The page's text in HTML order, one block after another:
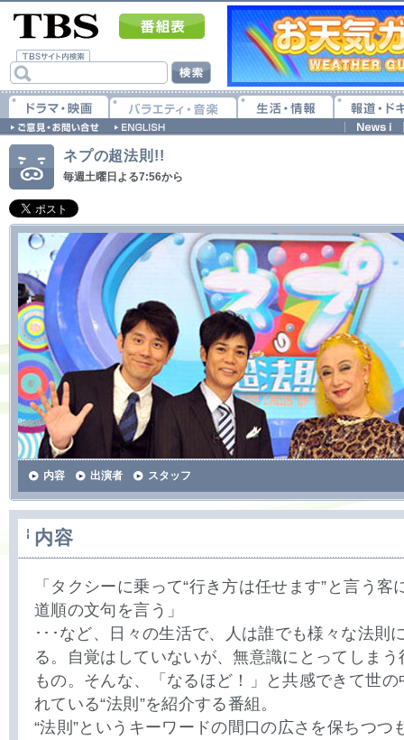
ネプの超法則!!
毎週土曜日よる7:56から
内容 出演者 スタッフ
内容
「タクシーに乗って“行き方は任せます”と言う客
道順の文句を言う」
･･･など、日々の生活で、人は誰でも様々な法則
る。自覚はしていないが、無意識にとってしま
もの。そんな、「なるほど！」と共感できて世
れている“法則”を紹介する番組。
“法則”というキーワードの間口の広さを保ちつつ